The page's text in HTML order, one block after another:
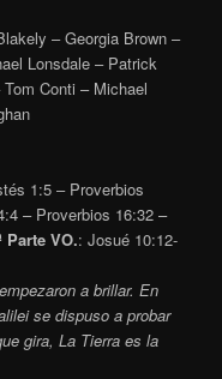
– Georgia Brown –
Lonsdale – Patrick
Conti – Michael
1:5 – Proverbios
– Proverbios 16:32 –
Parte VO.: Josué 10:12-
a brillar. En
se dispuso a probar
gira, La Tierra es la